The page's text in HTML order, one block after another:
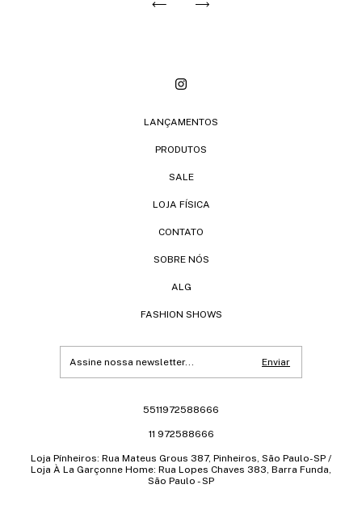
LANÇAMENTOS
PRODUTOS
SALE
LOJA FÍSICA
CONTATO
SOBRE NÓS
ALG
FASHION SHOWS
5511972588666
11 972588666
Loja Pínheiros: Rua Mateus Grous 387, Pinheiros, São Paulo-SP /
Loja À La Garçonne Home: Rua Lopes Chaves 383, Barra Funda,
São Paulo - SP